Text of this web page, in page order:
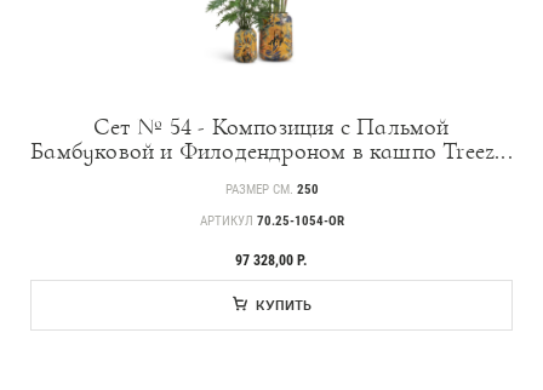
Сет № 54 - Композиция с Пальмой
Бамбуковой и Филодендроном в кашпо Treez...
РАЗМЕР СМ. 250
АРТИКУЛ 70.25-1054-OR
97 328,00 Р.
КУПИТЬ